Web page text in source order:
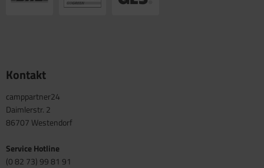
Kontakt
camppartner24
Daimlerstr. 2
86707 Westendorf
Service Hotline
(0 82 73) 99 81 91